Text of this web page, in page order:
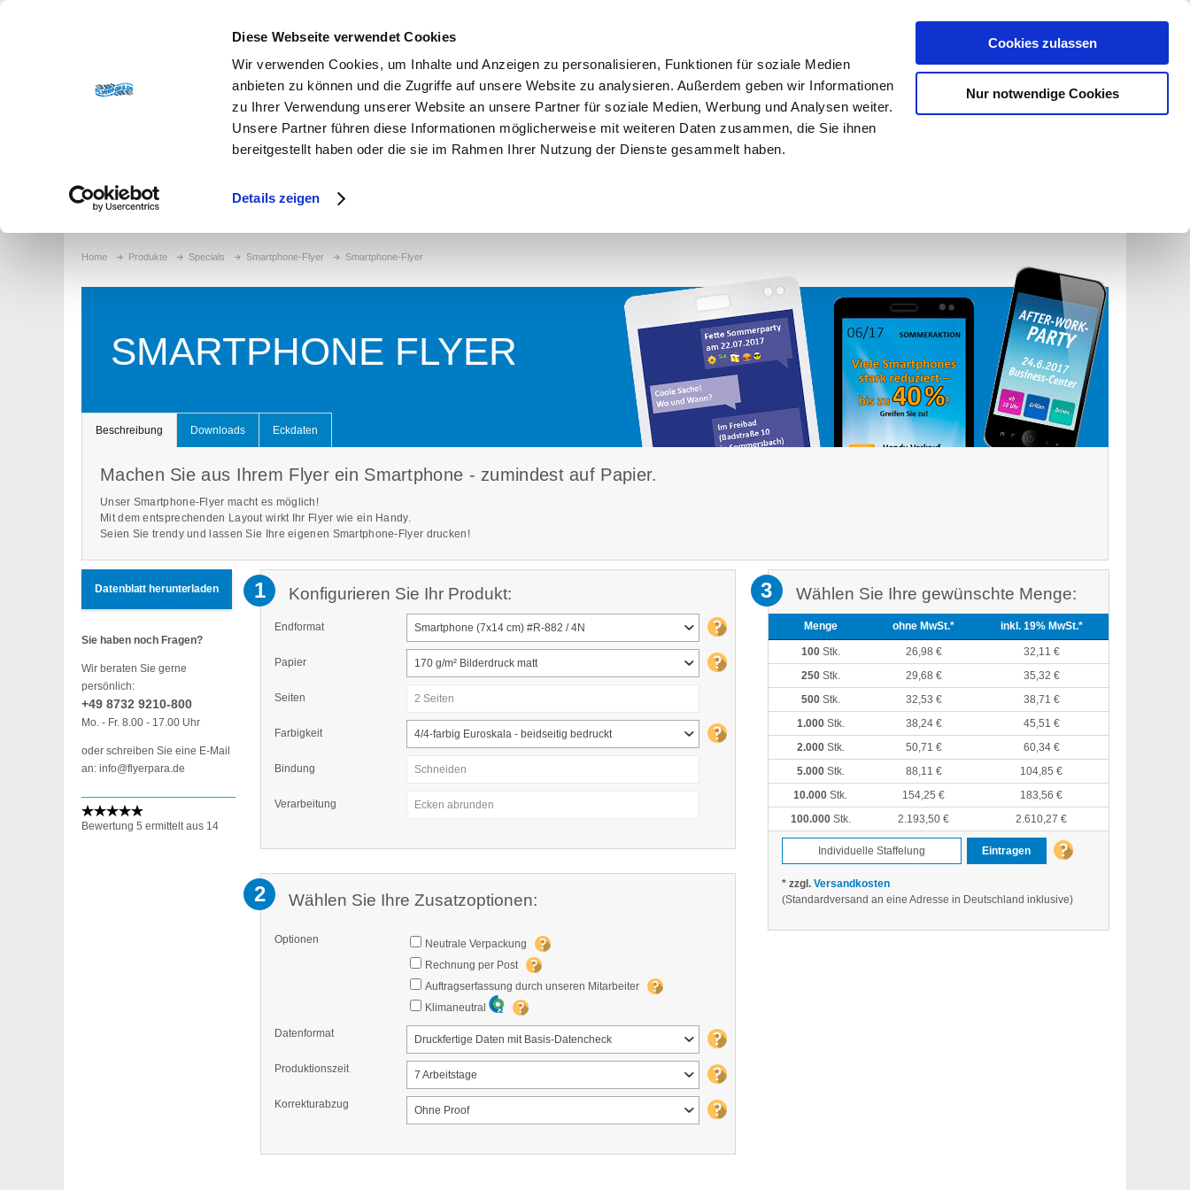
Diese Webseite verwendet Cookies
Wir verwenden Cookies, um Inhalte und Anzeigen zu personalisieren, Funktionen für soziale Medien
anbieten zu können und die Zugriffe auf unsere Website zu analysieren. Außerdem geben wir Informationen
zu Ihrer Verwendung unserer Website an unsere Partner für soziale Medien, Werbung und Analysen weiter.
Unsere Partner führen diese Informationen möglicherweise mit weiteren Daten zusammen, die Sie ihnen
bereitgestellt haben oder die sie im Rahmen Ihrer Nutzung der Dienste gesammelt haben.
Details zeigen
Cookies zulassen
Nur notwendige Cookies
Produkte Service Kontakt
Home Produkte Specials Smartphone-Flyer Smartphone-Flyer
SMARTPHONE FLYER
Beschreibung Downloads Eckdaten
Machen Sie aus Ihrem Flyer ein Smartphone - zumindest auf Papier.
Unser Smartphone-Flyer macht es möglich!
Mit dem entsprechenden Layout wirkt Ihr Flyer wie ein Handy.
Seien Sie trendy und lassen Sie Ihre eigenen Smartphone-Flyer drucken!
Datenblatt herunterladen
Sie haben noch Fragen?
Wir beraten Sie gerne
persönlich:
+49 8732 9210-800
Mo. - Fr. 8.00 - 17.00 Uhr
oder schreiben Sie eine E-Mail
an: info@flyerpara.de
Bewertung5 ermittelt aus 14
1 Konfigurieren Sie Ihr Produkt:
Endformat Smartphone (7x14 cm) #R-882 / 4N
Papier 170 g/m² Bilderdruck matt
Seiten 2 Seiten
Farbigkeit 4/4-farbig Euroskala - beidseitig bedruckt
Bindung Schneiden
Verarbeitung Ecken abrunden
2 Wählen Sie Ihre Zusatzoptionen:
Optionen
Neutrale Verpackung
Rechnung per Post
Auftragserfassung durch unseren Mitarbeiter
Klimaneutral
Datenformat Druckfertige Daten mit Basis-Datencheck
Produktionszeit 7 Arbeitstage
Korrekturabzug Ohne Proof
3 Wählen Sie Ihre gewünschte Menge:
Menge ohne MwSt.* inkl. 19% MwSt.*
100Stk. 26,98 €
32,11 €
250Stk. 29,68 €
35,32 €
500Stk. 32,53 €
38,71 €
1.000Stk. 38,24 €
45,51 €
2.000Stk. 50,71 €
60,34 €
5.000Stk. 88,11 €
104,85 €
10.000 Stk. 154,25 €
183,56 €
100.000Stk. 2.193,50 € 2.610,27 €
Eintragen
* zzgl. Versandkosten
(Standardversand an eine Adresse in Deutschland inklusive)